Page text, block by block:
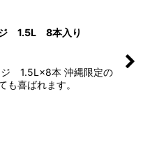
ジ 1.5Ⅼ 8本入り
ジ 1.5Ⅼ×8本 沖縄限定の
も喜ばれます。